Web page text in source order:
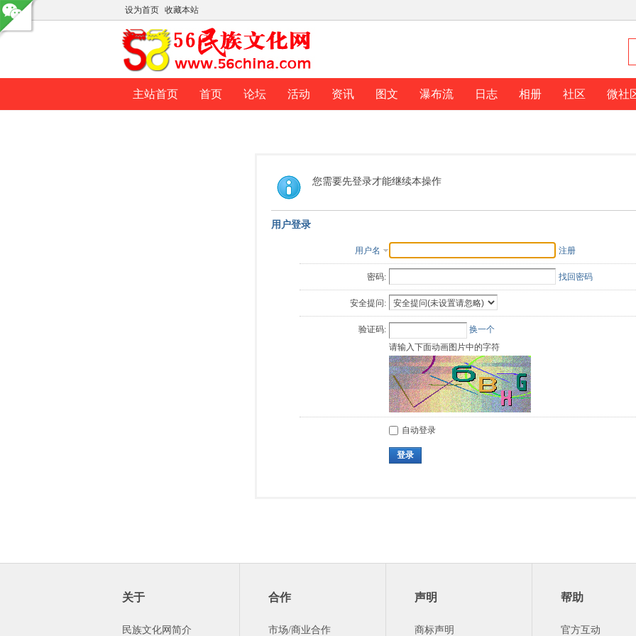
设为首页 收藏本站
主站首页 首页 论坛 活动 资讯 图文 瀑布流 日志 相册 社区 微社
您需要先登录才能继续本操作
用户登录
用户名 注册
密码: 找回密码
安全提问:
验证码:
换一个
请输入下面动画图片中的字符
自动登录
登录
关于
民族文化网简介
合作
市场/商业合作
声明
商标声明
帮助
官方互动